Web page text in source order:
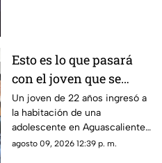
Esto es lo que pasará
con el joven que se
metió a la habitación
de una adolescente
para tocarla en
Aguascalientes
Un joven de 22 años ingresó a
la habitación de una
adolescente en Aguascalientes
para realizarle tocamientos; te
agosto 09, 2026 12:39 p. m.